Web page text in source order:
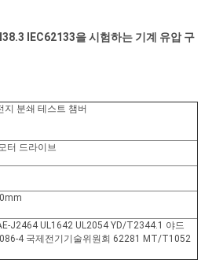
IEC62133을 시험하는 기계 유압 구
지 분쇄 테스트 챔버
터 드라이브
J2464 UL1642 UL2054 YD/T2344.1 야드
4 국제전기기술위원회 62281 MT/T1052